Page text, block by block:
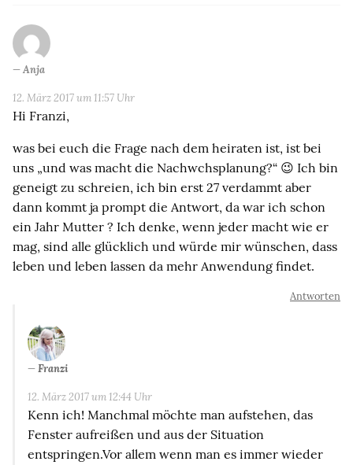
Anja
12. März 2017 um 11:57 Uhr
Hi Franzi,
was bei euch die Frage nach dem heiraten ist, ist bei
uns „und was macht die Nachwchsplanung?“ 😉 Ich bin
geneigt zu schreien, ich bin erst 27 verdammt aber
dann kommt ja prompt die Antwort, da war ich schon
ein Jahr Mutter ? Ich denke, wenn jeder macht wie er
mag, sind alle glücklich und würde mir wünschen, dass
leben und leben lassen da mehr Anwendung findet.
Antworten
Franzi
12. März 2017 um 12:44 Uhr
Kenn ich! Manchmal möchte man aufstehen, das
Fenster aufreißen und aus der Situation
entspringen.Vor allem wenn man es immer wieder